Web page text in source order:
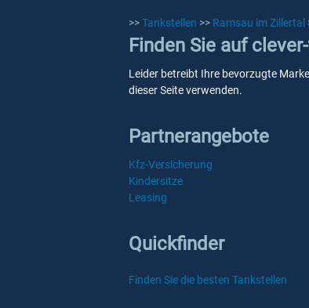
>>Tankstellen >> Ramsau im Zillertal
Finden Sie auf
Leider betreibt Ihre bevorzugte
dieser Seite verwenden.
Partnerangebote
Kfz-Versicherung
Kindersitze
Leasing
Quickfinder
Finden Sie die besten Tankstellen